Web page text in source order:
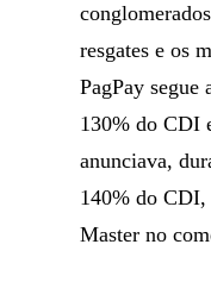
resgates e os
PagPay segue
130% do CDI
anunciava,
140% do CDI,
Master no